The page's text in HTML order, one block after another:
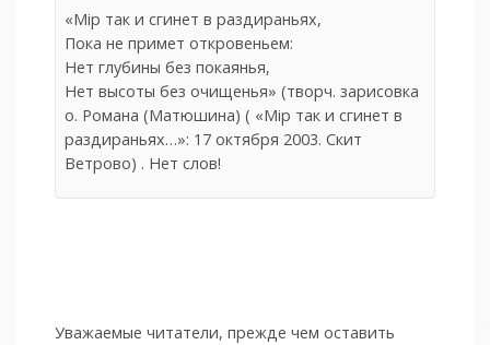
«Мiр так и сгинет в раздираньях,
Пока не примет откровеньем:
Нет глубины без покаянья,
Нет высоты без очищенья» (творч. зарисовка
о. Романа (Матюшина) ( «Мiр так и сгинет в
раздираньях…»: 17 октября 2003. Скит
Ветрово) . Нет слов!
Уважаемые читатели, прежде чем оставить